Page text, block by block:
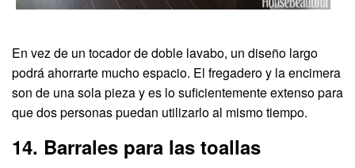
En vez de un tocador de doble lavabo, un diseño largo
podrá ahorrarte mucho espacio. El fregadero y la encimera
son de una sola pieza y es lo suficientemente extenso para
que dos personas puedan utilizarlo al mismo tiempo.
14. Barrales para las toallas